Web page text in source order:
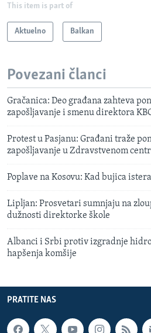
This item is part of
Aktuelno Balkan
Povezani članci
Gračanica: Deo građana zahteva
zapošljavanje i smenu direktora
Protest u Pasjanu: Građani traže
zapošljavanje u Zdravstvenom
Poplave na Kosovu: Kad bujica
Lipljan: Prosvetari sumnjaju na
dužnosti direktorke škole
Albanci i Srbi protiv izgradnje
hapšenja komšije
PRATITE NAS